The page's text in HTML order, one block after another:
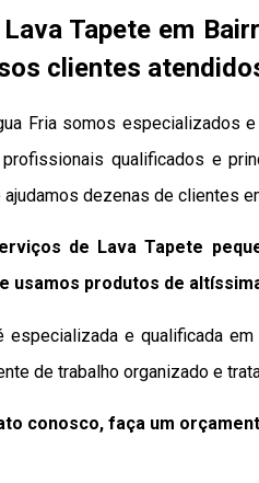
Tapete em
clientes
Fria somos especializados
profissionais qualificados e
ajudamos dezenas de clientes
de Lava Tapete
usamos produtos de
especializada e qualificada
de trabalho organizado e
conosco, faça um